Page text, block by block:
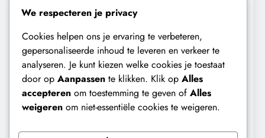
CONTROLE GEOPOLITIEK
De Realiteit aan de Grens van Ceuta:
Boots on the Ground.
1 dag geleden
We respecteren je privacy
Cookies helpen ons je ervaring te verbeteren,
gepersonaliseerde inhoud te leveren en verkeer te
analyseren. Je kunt kiezen welke cookies je toestaat
door op Aanpassen te klikken. Klik op Alles
accepteren om toestemming te geven of Alles
weigeren om niet-essentiële cookies te weigeren.